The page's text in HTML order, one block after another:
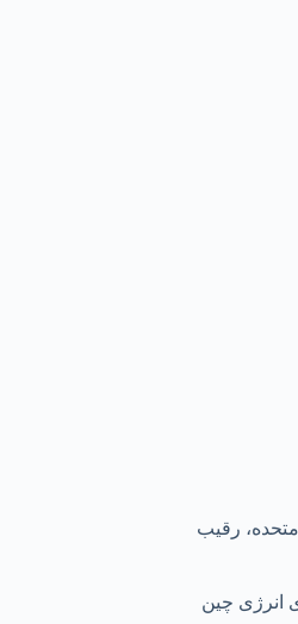
رقیب
انرژی چین